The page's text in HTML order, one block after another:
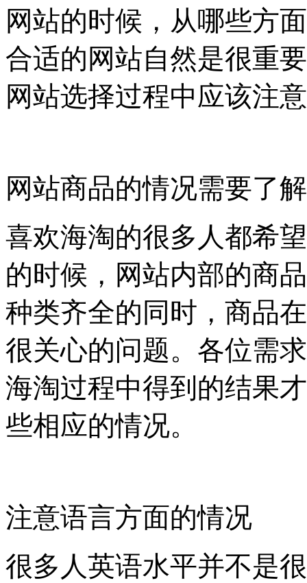
网站的时候，从哪些方
合适的网站自然是很重
网站选择过程中应该注
网站商品的情况需要了解
喜欢海淘的很多人都希
的时候，网站内部的商
种类齐全的同时，商品
很关心的问题。各位需
海淘过程中得到的结果
些相应的情况。
注意语言方面的情况
很多人英语水平并不是